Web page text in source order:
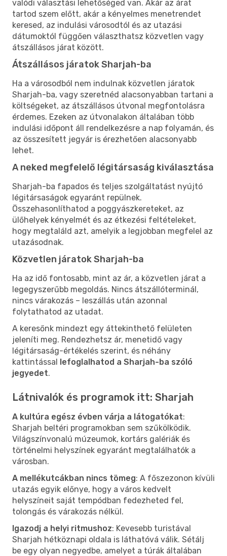
valódi választási lehetőséged van. Akár az árat
tartod szem előtt, akár a kényelmes menetrendet
keresed, az indulási városodtól és az utazási
dátumoktól függően választhatsz közvetlen vagy
átszállásos járat között.
Átszállásos járatok Sharjah-ba
Ha a városodból nem indulnak közvetlen járatok
Sharjah-ba, vagy szeretnéd alacsonyabban tartani a
költségeket, az átszállásos útvonal megfontolásra
érdemes. Ezeken az útvonalakon általában több
indulási időpont áll rendelkezésre a nap folyamán, és
az összesített jegyár is érezhetően alacsonyabb
lehet.
A neked megfelelő légitársaság kiválasztása
Sharjah-ba fapados és teljes szolgáltatást nyújtó
légitársaságok egyaránt repülnek.
Összehasonlíthatod a poggyászkereteket, az
ülőhelyek kényelmét és az étkezési feltételeket,
hogy megtaláld azt, amelyik a legjobban megfelel az
utazásodnak.
Közvetlen járatok Sharjah-ba
Ha az idő fontosabb, mint az ár, a közvetlen járat a
legegyszerűbb megoldás. Nincs átszállóterminál,
nincs várakozás – leszállás után azonnal
folytathatod az utadat.
A keresőnk mindezt egy áttekinthető felületen
jeleníti meg. Rendezhetsz ár, menetidő vagy
légitársaság-értékelés szerint, és néhány
kattintással lefoglalhatod a Sharjah-ba szóló
jegyedet.
Látnivalók és programok itt: Sharjah
A kultúra egész évben várja a látogatókat:
Sharjah beltéri programokban sem szűkölködik.
Világszínvonalú múzeumok, kortárs galériák és
történelmi helyszínek egyaránt megtalálhatók a
városban.
A mellékutcákban nincs tömeg: A főszezonon kívüli
utazás egyik előnye, hogy a város kedvelt
helyszíneit saját tempódban fedezheted fel,
tolongás és várakozás nélkül.
Igazodj a helyi ritmushoz: Kevesebb turistával
Sharjah hétköznapi oldala is láthatóvá válik. Sétálj
be egy olyan negyedbe, amelyet a túrák általában